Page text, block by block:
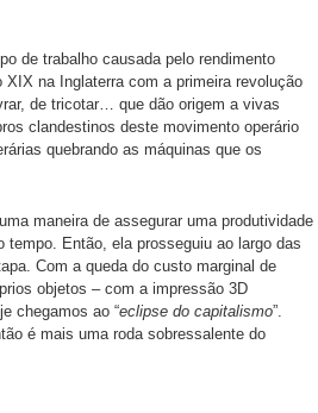
de trabalho causada pelo rendimento
na Inglaterra com a primeira revolução
de tricotar… que dão origem a vivas
clandestinos deste movimento operário
quebrando as máquinas que os
maneira de assegurar uma produtividade
Então, ela prosseguiu ao largo das
Com a queda do custo marginal de
objetos – com a impressão 3D
chegamos ao “eclipse do capitalismo”.
é mais uma roda sobressalente do